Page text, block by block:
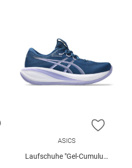
ZUR WUNSCHLISTE HINZUFÜGEN
ZUR
ASICS
Laufschuhe "Gel-Cumulus 28"